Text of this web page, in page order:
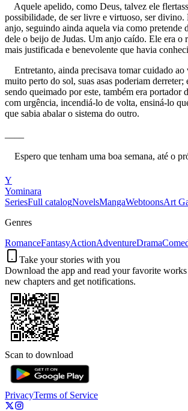
Aquele apelido, como Deus, talvez ele
possibilidade, de ser livre e virtuoso, ser divino.
anjo, seguindo ainda aquela via como pretende
dele o beijo de Judas. Um anjo caído. Ele era o
mais justificada e benevolente que havia
Entretanto, ainda precisava tomar cuidado ao
muito perto do sol, suas asas poderiam derreter;
sendo queimado por este, também era portador
com urgência, incendiá-lo de volta, ensiná-lo
que sabia abalar o sistema do outro.
Espero que tenham uma boa semana, até o
Y
Yominara
SeriesFull catalogNovelsMangaWebtoonsArt
Genres
RomanceFantasyActionAdventureDrama
Take your stories with you
Download the app and read your favorite
new chapters and get notifications.
Scan to download
PrivacyTerms of Service